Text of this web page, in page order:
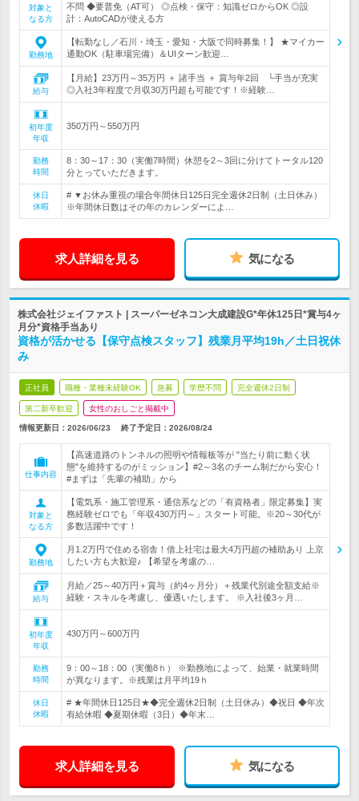
対象と
なる方
不問 ◆要普免（AT可） ◎点検・保守：知識ゼロからOK ◎設
計：AutoCADが使える方
勤務地
【転勤なし／石川・埼玉・愛知・大阪で同時募集！】 ★マイカー
通勤OK（駐車場完備）＆UIターン歓迎…
給与
【月給】23万円～35万円 ＋ 諸手当 ＋ 賞与年2回 └手当が充実
◎入社3年程度で月収30万円超も可能です！※経験…
初年度
年収
350万円～550万円
勤務
時間
8：30～17：30（実働7時間）休憩を2～3回に分けてトータル120
分とっていただきます。
休日
休暇
# ▼お休み重視の場合年間休日125日完全週休2日制（土日休み）
※年間休日数はその年のカレンダーによ…
求人詳細を見る 気になる
株式会社ジェイファスト | スーパーゼネコン大成建設G*年休125日*賞与4ヶ
月分*資格手当あり
資格が活かせる【保守点検スタッフ】残業月平均19h／土日祝休
み
正社員 職種・業種未経験OK 急募 学歴不問 完全週休2日制
第二新卒歓迎 女性のおしごと掲載中
情報更新日：2026/06/23 終了予定日： 2026/08/24
仕事内容
【高速道路のトンネルの照明や情報板等が "当たり前に動く状
態"を維持するのがミッション】#2～3名のチーム制だから安心！
#まずは「先輩の補助」から
対象と
なる方
【電気系・施工管理系・通信系などの「有資格者」限定募集】実
務経験ゼロでも「年収430万円～」スタート可能。※20～30代が
多数活躍中です！
勤務地
月1.2万円で住める宿舎！借上社宅は最大4万円超の補助あり 上京
したい方も大歓迎♪ 【希望を考慮の…
給与
月給／25～40万円＋賞与（約4ヶ月分）＋残業代別途全額支給※
経験・スキルを考慮し、優遇いたします。 ※入社後3ヶ月…
初年度
年収
430万円～600万円
勤務
時間
9：00～18：00（実働8ｈ） ※勤務地によって、始業・就業時間
が異なります。※残業は月平均19ｈ
休日
休暇
# ★年間休日125日★◆完全週休2日制（土日休み）◆祝日 ◆年次
有給休暇 ◆夏期休暇（3日）◆年末…
求人詳細を見る 気になる